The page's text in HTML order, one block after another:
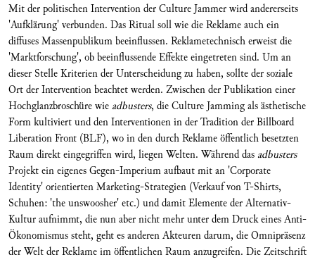
Mit der politischen Intervention der Culture Jammer wird andererseits
'Aufklärung' verbunden. Das Ritual soll wie die Reklame auch ein
diffuses Massenpublikum beeinflussen. Reklametechnisch erweist die
'Marktforschung', ob beeinflussende Effekte eingetreten sind. Um an
dieser Stelle Kriterien der Unterscheidung zu haben, sollte der soziale
Ort der Intervention beachtet werden. Zwischen der Publikation einer
Hochglanzbroschüre wie adbusters, die Culture Jamming als ästhetische
Form kultiviert und den Interventionen in der Tradition der Billboard
Liberation Front (BLF), wo in den durch Reklame öffentlich besetzten
Raum direkt eingegriffen wird, liegen Welten. Während das adbusters
Projekt ein eigenes Gegen-Imperium aufbaut mit an 'Corporate
Identity' orientierten Marketing-Strategien (Verkauf von T-Shirts,
Schuhen: 'the unswoosher' etc.) und damit Elemente der Alternativ-
Kultur aufnimmt, die nun aber nicht mehr unter dem Druck eines Anti-
Ökonomismus steht, geht es anderen Akteuren darum, die Omnipräsenz
der Welt der Reklame im öffentlichen Raum anzugreifen. Die Zeitschrift